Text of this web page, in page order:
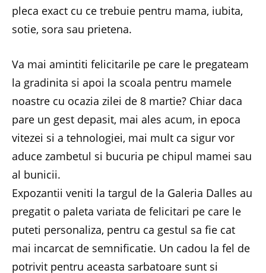
pleca exact cu ce trebuie pentru mama, iubita,
sotie, sora sau prietena.
Va mai amintiti felicitarile pe care le pregateam
la gradinita si apoi la scoala pentru mamele
noastre cu ocazia zilei de 8 martie? Chiar daca
pare un gest depasit, mai ales acum, in epoca
vitezei si a tehnologiei, mai mult ca sigur vor
aduce zambetul si bucuria pe chipul mamei sau
al bunicii.
Expozantii veniti la targul de la Galeria Dalles au
pregatit o paleta variata de felicitari pe care le
puteti personaliza, pentru ca gestul sa fie cat
mai incarcat de semnificatie. Un cadou la fel de
potrivit pentru aceasta sarbatoare sunt si